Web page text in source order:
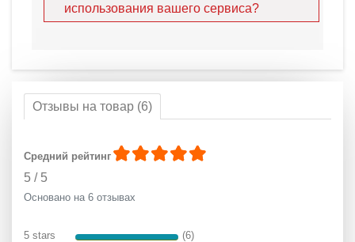
использования вашего сервиса?
Отзывы на товар (6)
Средний рейтинг
5 / 5
Основано на 6 отзывах
5 stars
(6)